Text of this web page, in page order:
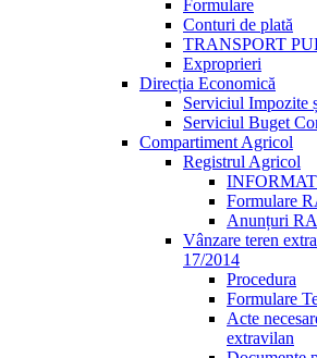
Formulare
Conturi de plată
TRANSPORT
Exproprieri
Direcția Economică
Serviciul Impozite
Serviciul Buget
Compartiment Agricol
Registrul Agricol
Formulare
Anunțuri RA
Vânzare teren
17/2014
Procedura
Formulare
Acte
extravilan